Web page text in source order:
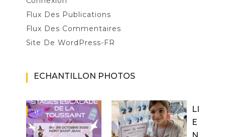
Flux Des Publications
Flux Des Commentaires
Site De WordPress-FR
ECHANTILLON PHOTOS
LI
E